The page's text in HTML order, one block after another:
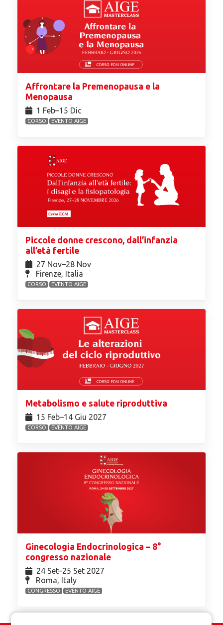
Affrontare la Premenopausa e la
Menopausa
1 Feb⁠–15 Dic
CORSO EVENTO AIGE
Piccole donne crescono, dall’infanzia
all’età fertile
27 Nov⁠–28 Nov
Firenze, Italia
CORSO EVENTO AIGE
Metabolismo e salute riproduttiva
15 Feb⁠–14 Giu 2027
CORSO EVENTO AIGE
Ginecologia Endocrinologica – 8°
congresso nazionale
24 Set⁠–25 Set 2027
Roma, Italy
CONGRESSO EVENTO AIGE